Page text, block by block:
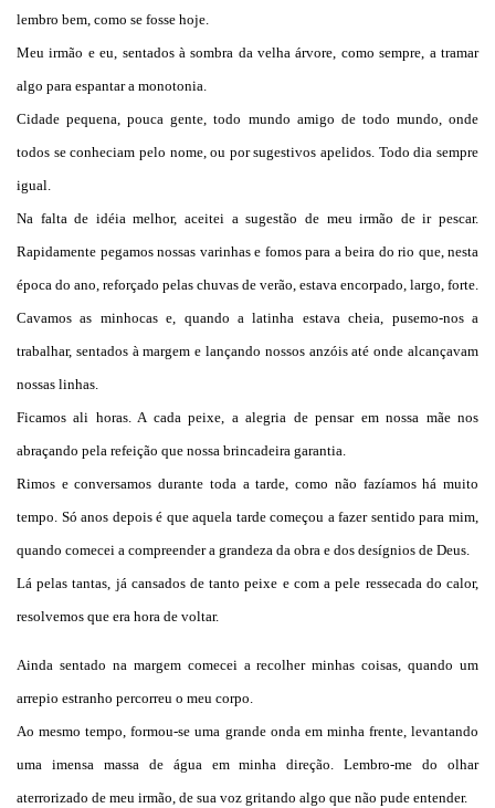
lembro bem, como se fosse hoje.
Meu irmão e eu, sentados à sombra da velha árvore, como sempre, a tramar
algo para espantar a monotonia.
Cidade pequena, pouca gente, todo mundo amigo de todo mundo, onde
todos se conheciam pelo nome, ou por sugestivos apelidos. Todo dia sempre
igual.
Na falta de idéia melhor, aceitei a sugestão de meu irmão de ir pescar.
Rapidamente pegamos nossas varinhas e fomos para a beira do rio que, nesta
época do ano, reforçado pelas chuvas de verão, estava encorpado, largo, forte.
Cavamos as minhocas e, quando a latinha estava cheia, pusemo-nos a
trabalhar, sentados à margem e lançando nossos anzóis até onde alcançavam
nossas linhas.
Ficamos ali horas. A cada peixe, a alegria de pensar em nossa mãe nos
abraçando pela refeição que nossa brincadeira garantia.
Rimos e conversamos durante toda a tarde, como não fazíamos há muito
tempo. Só anos depois é que aquela tarde começou a fazer sentido para mim,
quando comecei a compreender a grandeza da obra e dos desígnios de Deus.
Lá pelas tantas, já cansados de tanto peixe e com a pele ressecada do calor,
resolvemos que era hora de voltar.
Ainda sentado na margem comecei a recolher minhas coisas, quando um
arrepio estranho percorreu o meu corpo.
Ao mesmo tempo, formou-se uma grande onda em minha frente, levantando
uma imensa massa de água em minha direção. Lembro-me do olhar
aterrorizado de meu irmão, de sua voz gritando algo que não pude entender.